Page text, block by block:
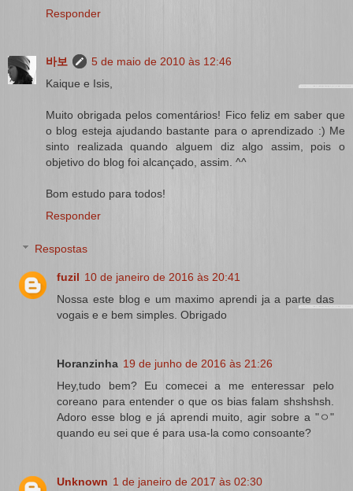
Responder
바보
5 de maio de 2010 às 12:46
Kaique e Isis,
Muito obrigada pelos comentários! Fico feliz em saber que
o blog esteja ajudando bastante para o aprendizado :) Me
sinto realizada quando alguem diz algo assim, pois o
objetivo do blog foi alcançado, assim. ^^
Bom estudo para todos!
Responder
Respostas
fuzil 10 de janeiro de 2016 às 20:41
Nossa este blog e um maximo aprendi ja a parte das
vogais e e bem simples. Obrigado
Horanzinha 19 de junho de 2016 às 21:26
Hey,tudo bem? Eu comecei a me enteressar pelo
coreano para entender o que os bias falam shshshsh.
Adoro esse blog e já aprendi muito, agir sobre a "ㅇ"
quando eu sei que é para usa-la como consoante?
Unknown 1 de janeiro de 2017 às 02:30